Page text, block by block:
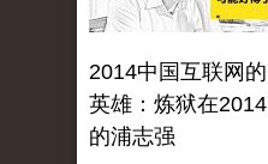
2014中国互联网的
英雄：炼狱在2014
的浦志强